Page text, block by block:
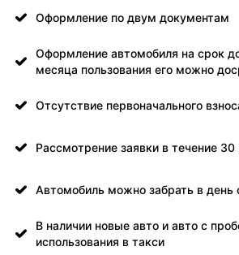
Оформление по двум документам
Оформление автомобиля на срок
месяца пользования его можно
Отсутствие первоначального
Рассмотрение заявки в течение 30
Автомобиль можно забрать в день
В наличии новые авто и авто с
использования в такси